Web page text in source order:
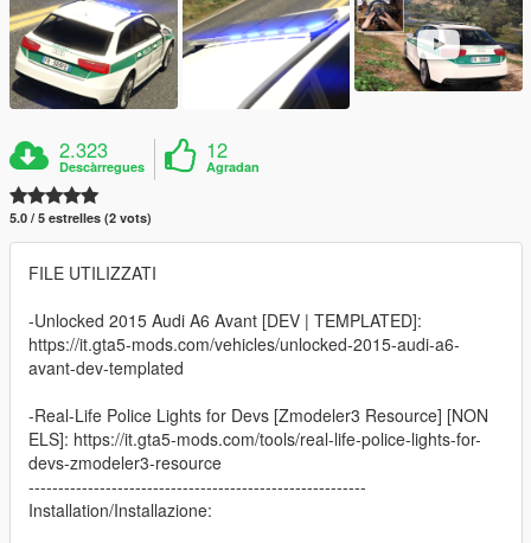
2.323
Descàrregues
12
Agradan
5.0 / 5 estrelles (2 vots)
FILE UTILIZZATI
-Unlocked 2015 Audi A6 Avant [DEV | TEMPLATED]:
https://it.gta5-mods.com/vehicles/unlocked-2015-audi-a6-
avant-dev-templated
-Real-Life Police Lights for Devs [Zmodeler3 Resource] [NON
ELS]: https://it.gta5-mods.com/tools/real-life-police-lights-for-
devs-zmodeler3-resource
---------------------------------------------------------
Installation/Installazione: